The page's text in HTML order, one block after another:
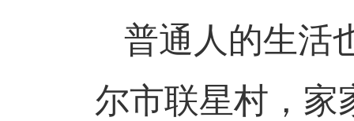
普通人的生活
尔市联星村，家